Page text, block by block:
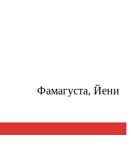
Фамагуста, Йени